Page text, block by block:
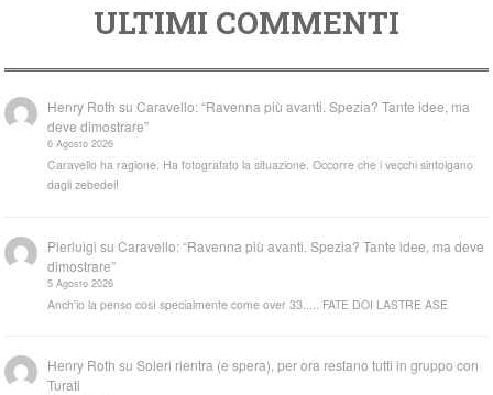
ULTIMI COMMENTI
Henry Roth suCaravello: “Ravenna più avanti. Spezia? Tante idee, ma
deve dimostrare”
6 Agosto 2026
Caravello ha ragione. Ha fotografato la situazione. Occorre che i vecchi sintolgano
dagli zebedei!
Pierluigi suCaravello: “Ravenna più avanti. Spezia? Tante idee, ma deve
dimostrare”
5 Agosto 2026
Anch'io la penso così specialmente come over 33..... FATE DOI LASTRE ASE
Henry Roth suSoleri rientra (e spera), per ora restano tutti in gruppo con
Turati